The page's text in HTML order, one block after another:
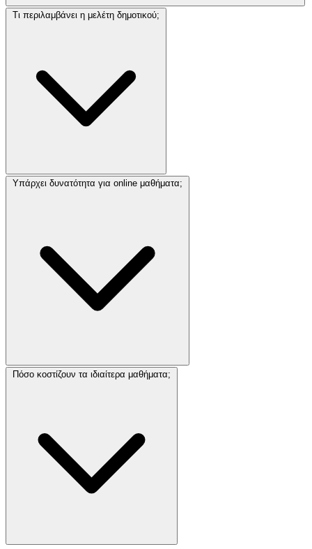
Τι περιλαμβάνει η μελέτη δημοτικού;
Υπάρχει δυνατότητα για online μαθήματα;
Πόσο κοστίζουν τα ιδιαίτερα μαθήματα;